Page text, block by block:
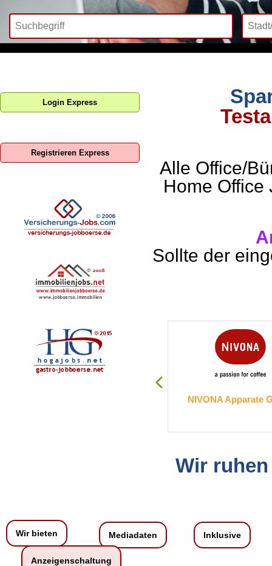
Alle Office/
Home Office
Sollte der
NIVONA Apparate
Wir
Login Express
Registrieren Express
Wir bieten Mediadaten Inklusive
Anzeigenschaltung